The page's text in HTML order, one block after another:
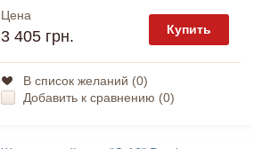
Цена
3 405 грн. Купить
В список желаний (0)
Добавить к сравнению (0)